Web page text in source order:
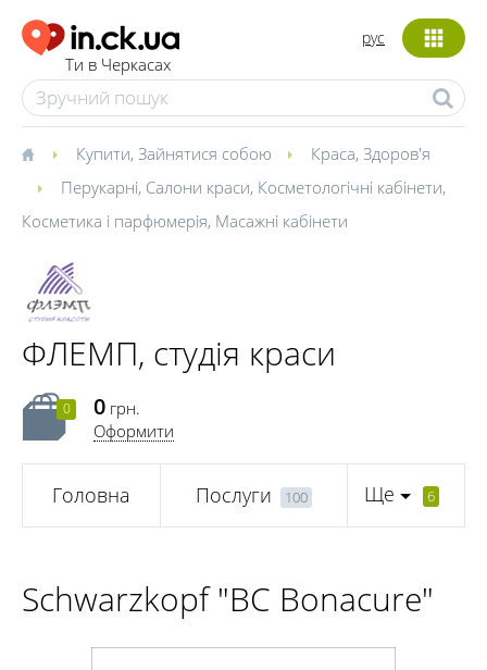
Ти в Черкасах
рус
Купити, Зайнятися собою Краса, Здоров'я
Перукарні, Салони краси, Косметологічні кабінети,
Косметика і парфюмерія, Масажні кабінети
ФЛЕМП, студія краси
0 0 грн.
Оформити
Головна Послуги 100 Ще 6
Schwarzkopf "BC Bonacure"